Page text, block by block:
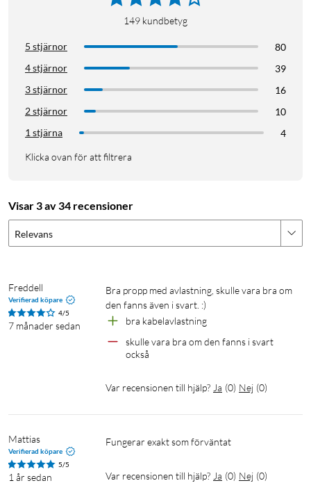
149 kundbetyg
5 stjärnor
80
4 stjärnor
39
3 stjärnor
16
2 stjärnor
10
1 stjärna
4
Klicka ovan för att filtrera
Visar 3 av 34 recensioner
Relevans
Freddell
Verifierad köpare
4/5
7 månader sedan
Bra propp med avlastning, skulle vara bra om
den fanns även i svart. :)
bra kabelavlastning
skulle vara bra om den fanns i svart
också
Var recensionen till hjälp? Ja (0) Nej (0)
Mattias
Verifierad köpare
5/5
1 år sedan
Fungerar exakt som förväntat
Var recensionen till hjälp? Ja (0) Nej (0)